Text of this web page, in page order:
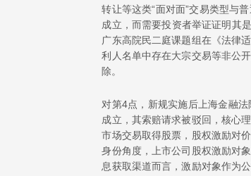
转让等这类“面对面”交易类型与
成立，而需要投资者举证证明其
广东高院民二庭课题组在《法律
利人名单中存在大宗交易等非公
除。
对第4点，新规实施后上海金融
成立，其索赔请求被驳回，核心
市场交易取得股票，股权激励对
身份角度，上市公司股权激励对
息获取渠道而言，激励对象作为